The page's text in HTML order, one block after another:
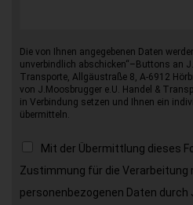
Die von Ihnen angegebenen Daten
unverbindlich abschicken“–Buttons an
Transporte, Allgäustraße 8, A-6912
von J.Moosbrugger e.U. Handel &
in Verbindung setzen und Ihnen ein
übermitteln.
Mit der Übermittlung dieses
Zustimmung für die Verarbeitung
personenbezogenen Daten durch